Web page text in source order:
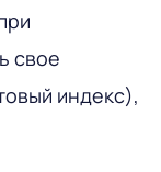
свое
индекс),